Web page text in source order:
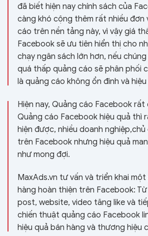
đã biết hiện nay chính sách của
càng khó cộng thêm rất nhiều đơn
cáo trên nền tảng này, vì vậy giá
Facebook sẽ ưu tiên hiển thị cho
chạy ngân sách lớn hơn, nếu
quá thấp quảng cáo sẽ phân phối
là quảng cáo không ổn đinh và
Hiện nay, Quảng cáo Facebook
Quảng cáo Facebook hiệu quả thì
hiện được, nhiều doanh
trên Facebook nhưng hiệu quả
như mong đợi.
MaxAds.vn tư vấn và triển khai
hàng hoàn thiện trên Facebook:
post, website, video tăng like và
chiến thuật quảng cáo Facebook
hiệu quả bán hàng và thương hiệu